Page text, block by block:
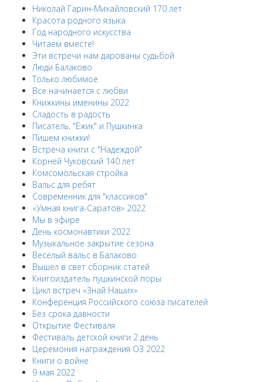
Николай Гарин-Михайловский 170 лет
Красота родного языка
Год народного искусства
Читаем вместе!
Эти встречи нам дарованы судьбой
Люди Балаково
Только любимое
Все начинается с любви
Книжкины именины 2022
Сладость в радость
Писатель, "Ёжик" и Пушкинка
Пишем книжки!
Встреча книги с "Надеждой"
Корней Чуковский 140 лет
Комсомольская стройка
Вальс для ребят
Современник для "классиков"
«Умная книга-Саратов» 2022
Мы в эфире
День космонавтики 2022
Музыкальное закрытие сезона
Веселый вальс в Балаково
Вышел в свет сборник статей
Книгоиздатель пушкинской поры
Цикл встреч «Знай Наших»
Конференция Российского союза писателей
Без срока давности
Открытие Фестиваля
Фестиваль детской книги 2 день
Церемония награждения ОЗ 2022
Книги о войне
9 мая 2022